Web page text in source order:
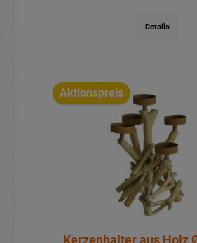
Details
Aktionspreis
Kerzenhalter aus Holz